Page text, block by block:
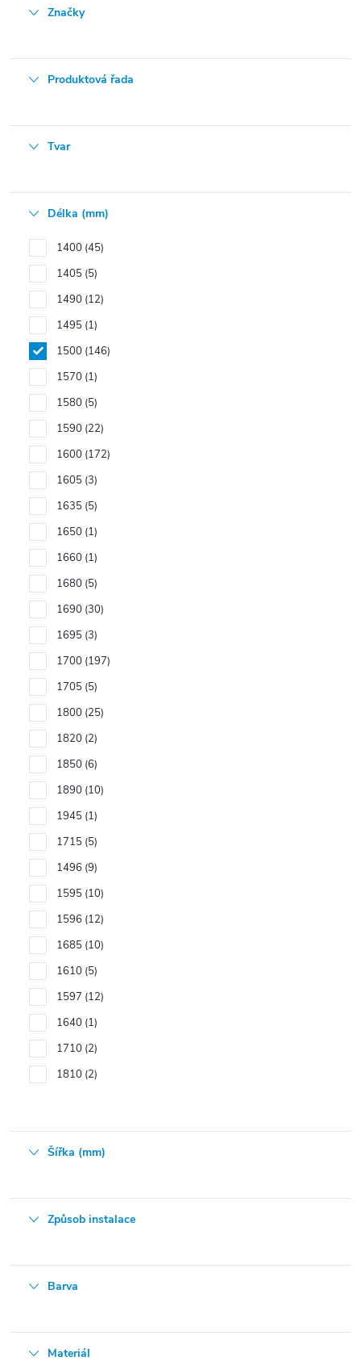
Značky
Produktová řada
Tvar
Délka (mm)
1400 45
1405 5
1490 12
1495 1
1500 146
1570 1
1580 5
1590 22
1600 172
1605 3
1635 5
1650 1
1660 1
1680 5
1690 30
1695 3
1700 197
1705 5
1800 25
1820 2
1850 6
1890 10
1945 1
1715 5
1496 9
1595 10
1596 12
1685 10
1610 5
1597 12
1640 1
1710 2
1810 2
Šířka (mm)
Způsob instalace
Barva
Materiál